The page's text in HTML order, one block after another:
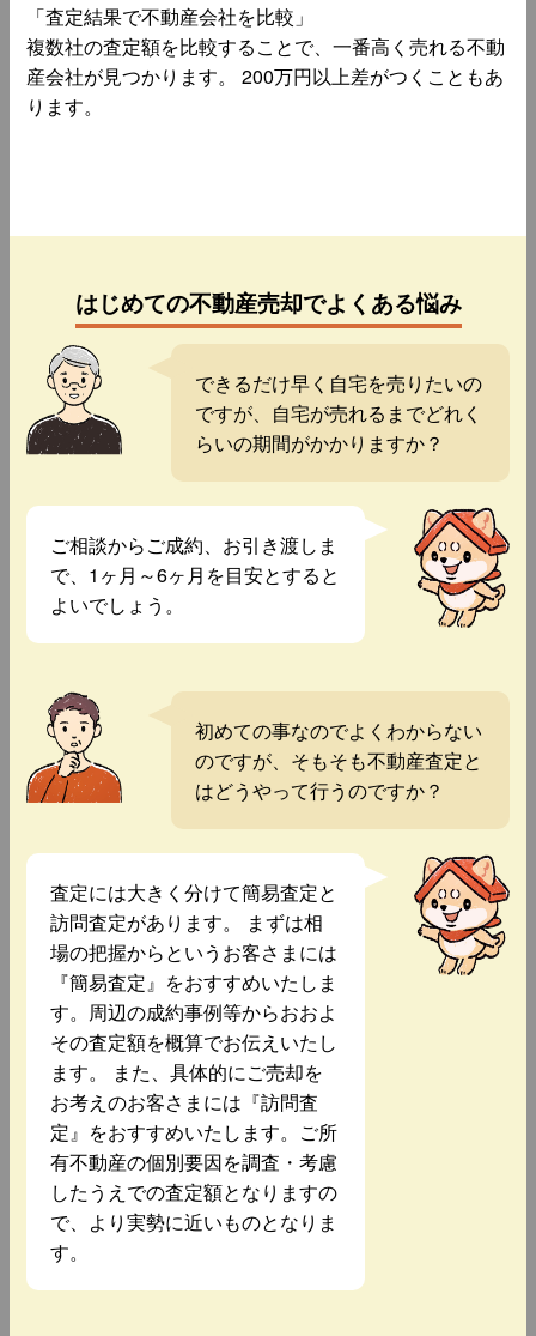
「査定結果で不動産会社を比較」
複数社の査定額を比較することで、一番高く売れる不動
産会社が見つかります。 200万円以上差がつくこともあ
ります。
はじめての不動産売却でよくある悩み
できるだけ早く自宅を売りたいの
ですが、自宅が売れるまでどれく
らいの期間がかかりますか？
ご相談からご成約、お引き渡しま
で、1ヶ月～6ヶ月を目安とすると
よいでしょう。
初めての事なのでよくわからない
のですが、そもそも不動産査定と
はどうやって行うのですか？
査定には大きく分けて簡易査定と
訪問査定があります。 まずは相
場の把握からというお客さまには
『簡易査定』をおすすめいたしま
す。周辺の成約事例等からおおよ
その査定額を概算でお伝えいたし
ます。 また、具体的にご売却を
お考えのお客さまには『訪問査
定』をおすすめいたします。ご所
有不動産の個別要因を調査・考慮
したうえでの査定額となりますの
で、より実勢に近いものとなりま
す。